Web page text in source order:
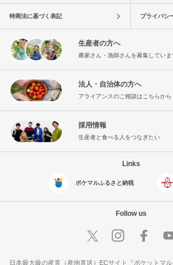
特商法に基づく表記 プライバシ
生産者の方へ
農家さん・漁師さんを募集していま
法人・自治体の方へ
アライアンスのご相談はこちらから
採用情報
生産者と食べる人をつなぎたい
Links
ポケマルふるさと納税
Follow us
日本最大級の産直（産地直送）ECサイト『ポケットマル